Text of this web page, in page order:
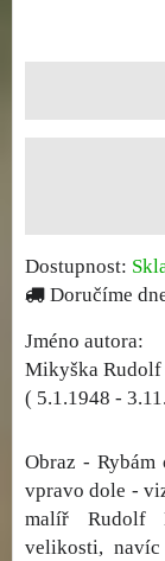
Dostupnost:
Doručíme
Jméno autora:
Mikyška Rudolf
( 5.1.1948 -
Obraz -
vpravo dole -
malíř Rudolf
velikosti,